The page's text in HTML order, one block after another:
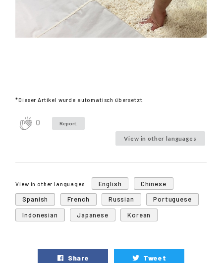
*Dieser Artikel wurde automatisch übersetzt.
0 Report.
View in other languages
View in other languages English
Chinese
Spanish
French Russian
Portuguese
Indonesian
Japanese Korean
Share Tweet